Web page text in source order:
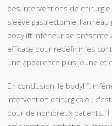
des interventions de
sleeve gastrectomie, l'anneau
bodylift inférieur se présente
efficace pour redéfinir les
une apparence plus jeune et
En conclusion, le bodylift
intervention chirurgicale ;
pour de nombreux patients.